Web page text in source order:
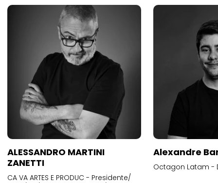
ALESSANDRO MARTINI
ZANETTI
CA VA ARTES E PRODUC - Presidente/
Alexandre
Octagon Latam -